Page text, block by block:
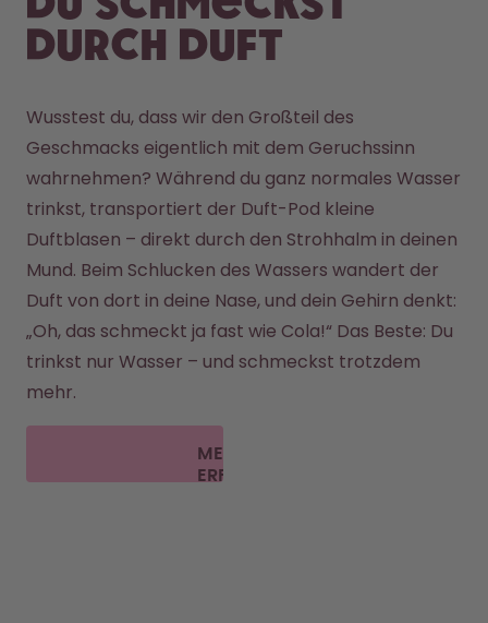
durch Duft
Wusstest du, dass wir den Großteil des
Geschmacks eigentlich mit dem Geruchssinn
wahrnehmen? Während du ganz normales Wasser
trinkst, transportiert der Duft-Pod kleine
Duftblasen – direkt durch den Strohhalm in deinen
Mund. Beim Schlucken des Wassers wandert der
Duft von dort in deine Nase, und dein Gehirn denkt:
„Oh, das schmeckt ja fast wie Cola!“ Das Beste: Du
trinkst nur Wasser – und schmeckst trotzdem
mehr.
MEHR
ERFAHREN